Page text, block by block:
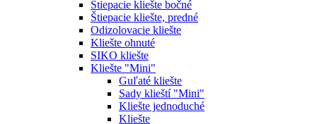
Štiepacie kliešte bočné
Štiepacie kliešte, predné
Odizolovacie kliešte
Kliešte ohnuté
SIKO kliešte
Kliešte "Mini"
Guľaté kliešte
Sady klieští "Mini"
Kliešte jednoduché
Kliešte